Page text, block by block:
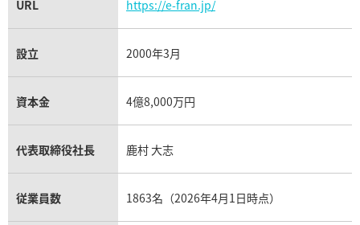
URL https://e-fran.jp/
設立 2000年3月
資本金 4億8,000万円
代表取締役社長 鹿村 大志
従業員数 1863名（2026年4月1日時点）